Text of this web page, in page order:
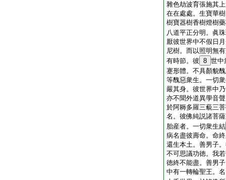
雜色劫波育張施其
在在處處。生寶華
樹寶器樹香樹燈樹
八道平正分明。眞
厭彼世界中不假日
尼樹。而以照明無
有時節。彼 8 世中
蹇形體。不具顏貌
等醜惡衆生。一切
嚴其身。彼世界中
亦不聞外道異學音
於阿耨多羅三藐三
名。彼佛純説諸菩
胎産者。一切衆生結
病名盡彼壽命。命
還生本土。善男子
不可思議功徳。我
徳終不能盡。善男
中有一轉輪聖王。